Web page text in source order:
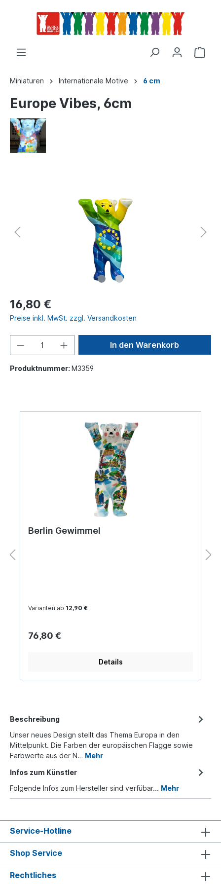
Miniaturen Internationale Motive 6 cm
Europe Vibes, 6cm
16,80 €
Preise inkl. MwSt. zzgl. Versandkosten
In den Warenkorb
Produktnummer: M3359
Berlin Gewimmel
Varianten ab 12,90 €
76,80 €
Details
Beschreibung
Unser neues Design stellt das Thema Europa in den
Mittelpunkt. Die Farben der europäischen Flagge sowie
Farbwerte aus der N… Mehr
Infos zum Künstler
Folgende Infos zum Hersteller sind verfübar... Mehr
Service-Hotline
Shop Service
Rechtliches